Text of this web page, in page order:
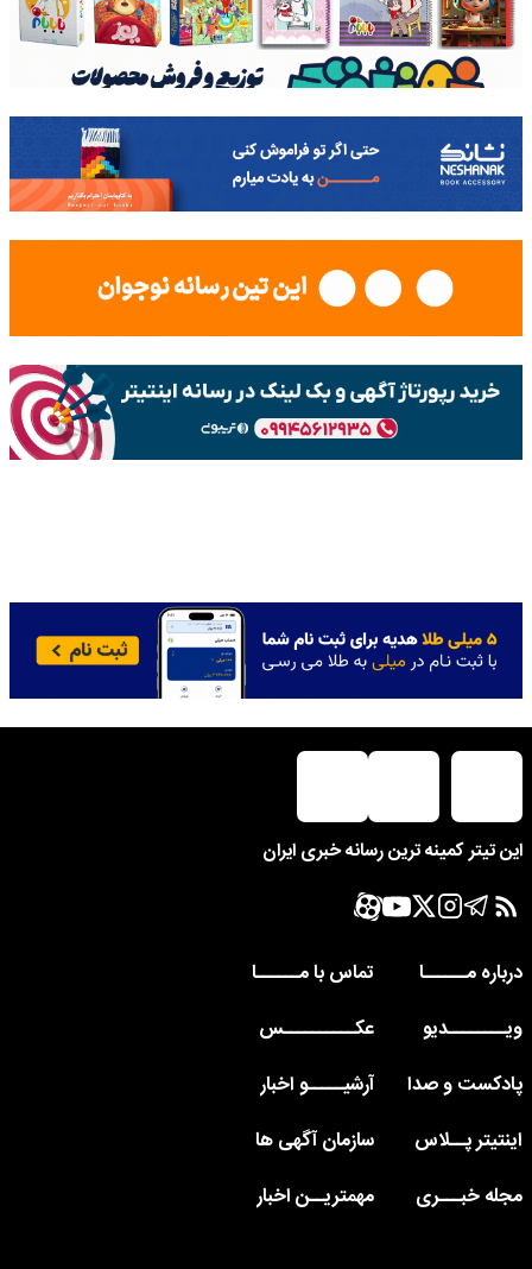
این تیتر کمینه ترین رسانه خبری ایران
درباره مــــــا
تماس با مــــــا
ویــــــــدیو
عکــــــــــس
پادکست و صدا
آرشیـــــو اخبار
اینتیتر پــلاس
سازمان آگهی ها
مجله خبـــری
مهمتریــن اخبار